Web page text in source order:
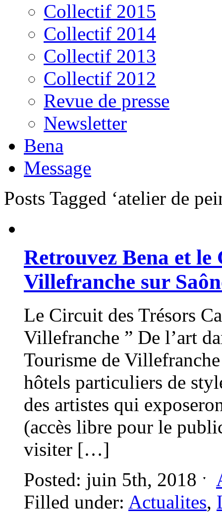
Collectif 2015
Collectif 2014
Collectif 2013
Collectif 2012
Revue de presse
Newsletter
Bena
Message
Posts Tagged ‘atelier de
Retrouvez Bena et
Villefranche sur
Le Circuit des Trésors
Villefranche ” De l’art
Tourisme de
hôtels particuliers de
des artistes qui
(accès libre pour le
visiter […]
Posted: juin 5th, 2018 ˑ
Filled under: Actualites,